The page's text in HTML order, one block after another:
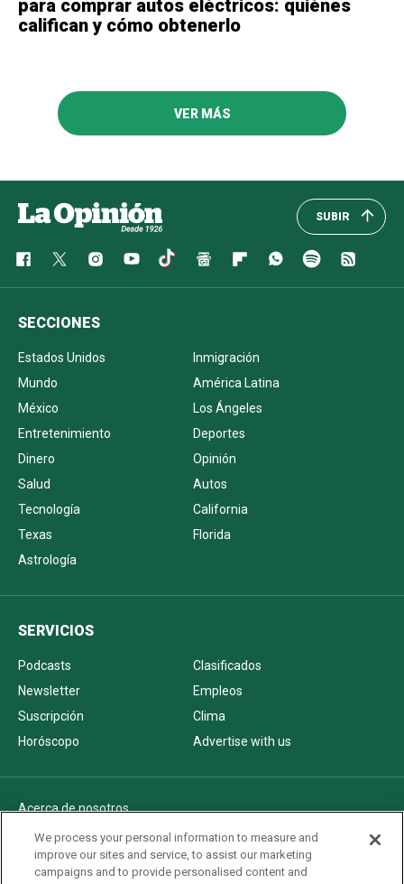
para comprar autos eléctricos: quiénes
califican y cómo obtenerlo
VER MÁS
SUBIR
SECCIONES
Estados Unidos
Inmigración
Mundo
América Latina
México
Los Ángeles
Entretenimiento
Deportes
Dinero
Opinión
Salud
Autos
Tecnología
California
Texas
Florida
Astrología
SERVICIOS
Podcasts
Clasificados
Newsletter
Empleos
Suscripción
Clima
Horóscopo
Advertise with us
Acerca de nosotros
Politica de privacidad
Pautas Editoriales
We process your personal information to measure and
improve our sites and service, to assist our marketing
campaigns and to provide personalised content and